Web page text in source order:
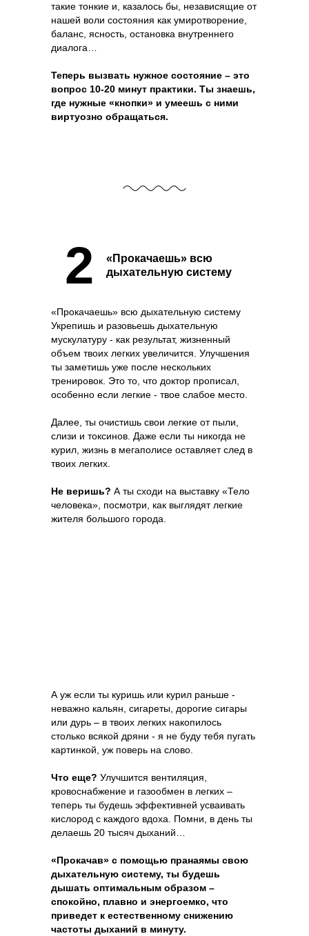
такие тонкие и, казалось бы, независящие от
нашей воли состояния как умиротворение,
баланс, ясность, остановка внутреннего
диалога…
Теперь вызвать нужное состояние – это
вопрос 10-20 минут практики. Ты знаешь,
где нужные «кнопки» и умеешь с ними
виртуозно обращаться.
«Прокачаешь» всю дыхательную систему
Укрепишь и разовьешь дыхательную
мускулатуру - как результат, жизненный
объем твоих легких увеличится. Улучшения
ты заметишь уже после нескольких
тренировок. Это то, что доктор прописал,
особенно если легкие - твое слабое место.
Далее, ты очистишь свои легкие от пыли,
слизи и токсинов. Даже если ты никогда не
курил, жизнь в мегаполисе оставляет след в
твоих легких.
Не веришь? А ты сходи на выставку «Тело
человека», посмотри, как выглядят легкие
жителя большого города.
«Прокачаешь» всю
дыхательную систему
2
А уж если ты куришь или курил раньше -
неважно кальян, сигареты, дорогие сигары
или дурь – в твоих легких накопилось
столько всякой дряни - я не буду тебя пугать
картинкой, уж поверь на слово.
Что еще? Улучшится вентиляция,
кровоснабжение и газообмен в легких –
теперь ты будешь эффективней усваивать
кислород с каждого вдоха. Помни, в день ты
делаешь 20 тысяч дыханий…
«Прокачав» с помощью пранаямы свою
дыхательную систему, ты будешь
дышать оптимальным образом –
спокойно, плавно и энергоемко, что
приведет к естественному снижению
частоты дыханий в минуту.